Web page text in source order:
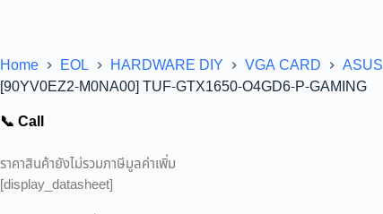
Home EOL HARDWARE DIY VGA CARD ASUS
[90YV0EZ2-M0NA00] TUF-GTX1650-O4GD6-P-GAMING
📞 Call
ราคาสินค้ายังไม่รวมภาษีมูลค่าเพิ่ม
[display_datasheet]